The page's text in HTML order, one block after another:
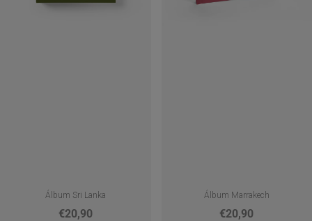
Álbum Sri Lanka
€20,90
Álbum Marrakech
€20,90